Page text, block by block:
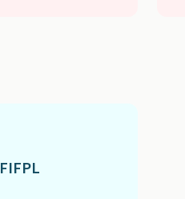
FIFPL